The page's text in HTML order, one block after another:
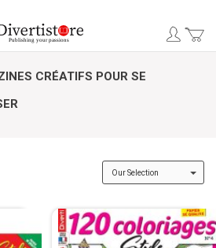
CRÉATIFS POUR SE